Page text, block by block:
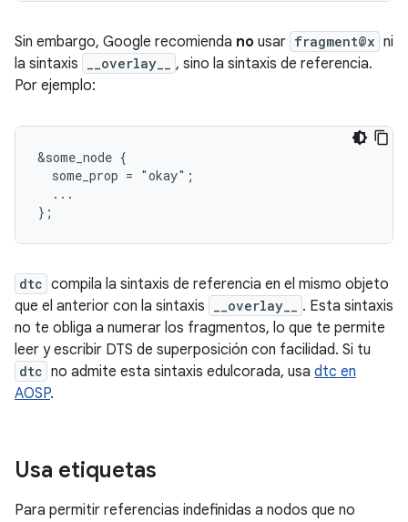
Sin embargo, Google recomienda no usar fragment@x ni
la sintaxis
__overlay__
, sino la sintaxis de referencia.
Por ejemplo:
&some_node {
  some_prop = "okay";
  ...
};
dtc compila la sintaxis de referencia en el mismo objeto
que el anterior con la sintaxis
__overlay__
. Esta sintaxis
no te obliga a numerar los fragmentos, lo que te permite
leer y escribir DTS de superposición con facilidad. Si tu
dtc no admite esta sintaxis edulcorada, usa dtc en
AOSP.
Usa etiquetas
Para permitir referencias indefinidas a nodos que no